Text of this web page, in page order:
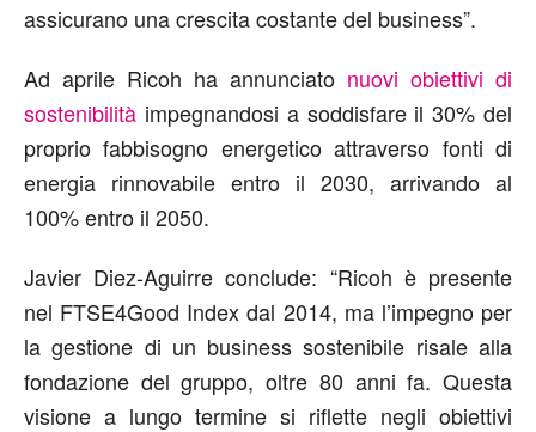
assicurano una crescita costante del business”.
Ad aprile Ricoh ha annunciato nuovi obiettivi di
sostenibilità impegnandosi a soddisfare il 30% del
proprio fabbisogno energetico attraverso fonti di
energia rinnovabile entro il 2030, arrivando al
100% entro il 2050.
Javier Diez-Aguirre conclude: “Ricoh è presente
nel FTSE4Good Index dal 2014, ma l’impegno per
la gestione di un business sostenibile risale alla
fondazione del gruppo, oltre 80 anni fa. Questa
visione a lungo termine si riflette negli obiettivi